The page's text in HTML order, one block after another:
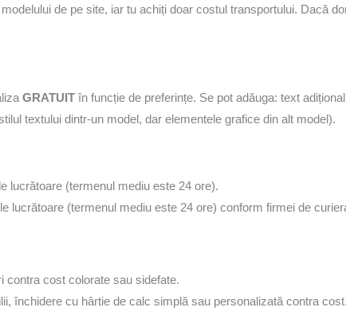
de pe site, iar tu achiți doar costul transportului. Dacă
GRATUIT în funcție de preferințe. Se pot adăuga: text
textului dintr-un model, dar elementele grafice din alt model).
lucrătoare (termenul mediu este 24 ore).
lucrătoare (termenul mediu este 24 ore) conform firmei de
contra cost colorate sau sidefate.
închidere cu hârtie de calc simplă sau personalizată contra cost.